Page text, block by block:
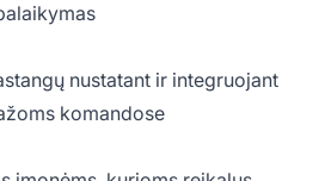
nustatant ir integruojant
komandose